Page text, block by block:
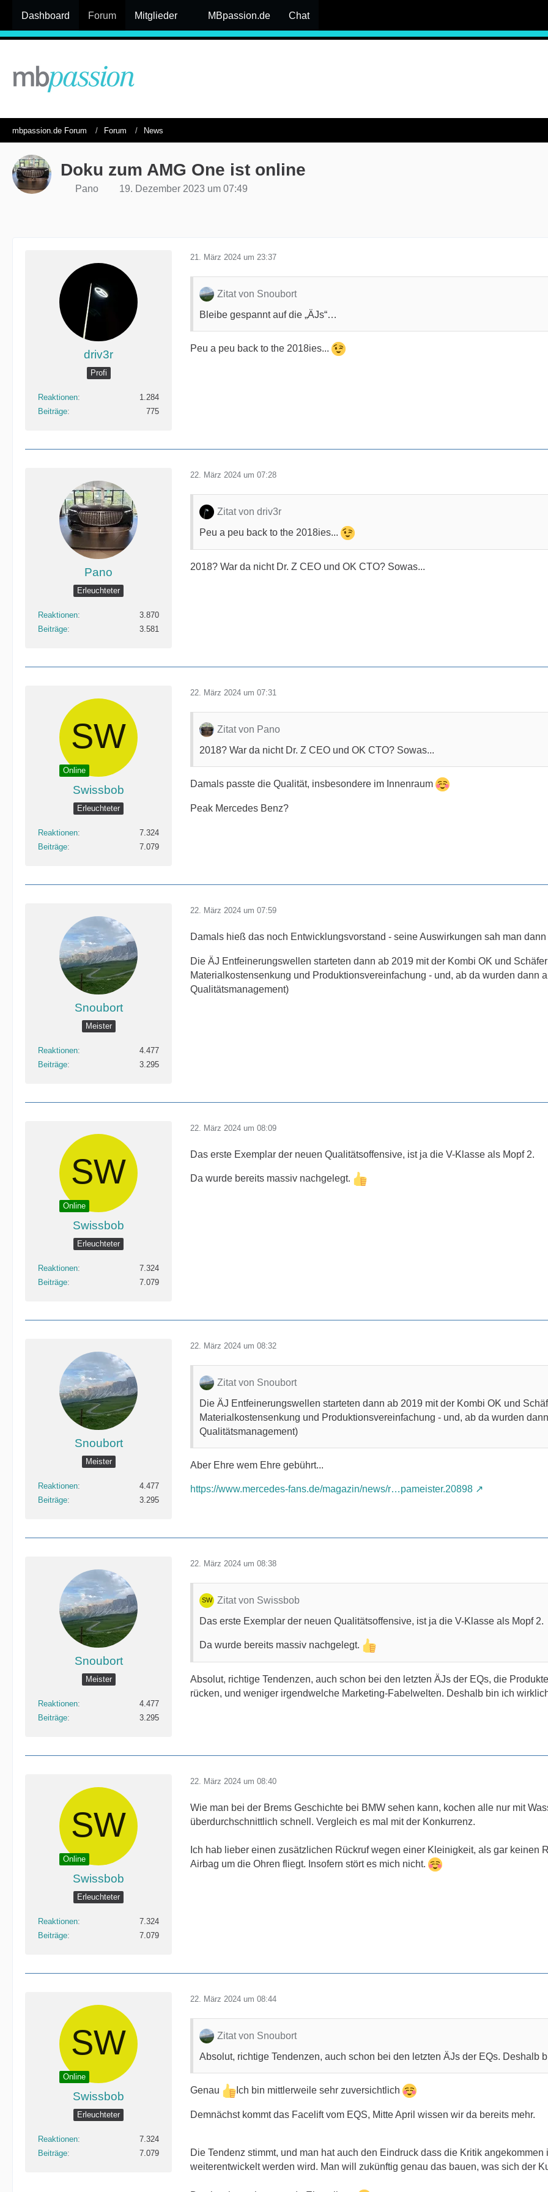
Dashboard Forum Mitglieder MBpassion.de Chat
mbpassion.de Forum Forum News
Doku zum AMG One ist online
Pano 19. Dezember 2023 um 07:49
driv3r
Profi
Reaktionen
1.284
Beiträge
775
21. März 2024 um 23:37
Zitat von Snoubort
Bleibe gespannt auf die „ÄJs“…
Peu a peu back to the 2018ies...
Pano
Erleuchteter
Reaktionen
3.870
Beiträge
3.581
22. März 2024 um 07:28
Zitat von driv3r
Peu a peu back to the 2018ies...
2018? War da nicht Dr. Z CEO und OK CTO? Sowas...
Online
Swissbob
Erleuchteter
Reaktionen
7.324
Beiträge
7.079
22. März 2024 um 07:31
Zitat von Pano
2018? War da nicht Dr. Z CEO und OK CTO? Sowas...
Damals passte die Qualität, insbesondere im Innenraum
Peak Mercedes Benz?
Snoubort
Meister
Reaktionen
4.477
Beiträge
3.295
22. März 2024 um 07:59
Damals hieß das noch Entwicklungsvorstand - seine Auswirkungen sah man
Die ÄJ Entfeinerungswellen starteten dann ab 2019 mit der Kombi OK und
Materialkostensenkung und Produktionsvereinfachung - und, ab da wurden dann
Qualitätsmanagement)
Online
Swissbob
Erleuchteter
Reaktionen
7.324
Beiträge
7.079
22. März 2024 um 08:09
Das erste Exemplar der neuen Qualitätsoffensive, ist ja die V-Klasse als Mopf 2.
Da wurde bereits massiv nachgelegt.
Snoubort
Meister
Reaktionen
4.477
Beiträge
3.295
22. März 2024 um 08:32
Zitat von Snoubort
Die ÄJ Entfeinerungswellen starteten dann ab 2019 mit der Kombi OK und
Materialkostensenkung und Produktionsvereinfachung - und, ab da wurden
Qualitätsmanagement)
Aber Ehre wem Ehre gebührt...
https://www.mercedes-fans.de/magazin/news/r…pameister.20898
Snoubort
Meister
Reaktionen
4.477
Beiträge
3.295
22. März 2024 um 08:38
Zitat von Swissbob
Das erste Exemplar der neuen Qualitätsoffensive, ist ja die V-Klasse als Mopf 2.
Da wurde bereits massiv nachgelegt.
Absolut, richtige Tendenzen, auch schon bei den letzten ÄJs der EQs, die
rücken, und weniger irgendwelche Marketing-Fabelwelten. Deshalb bin ich
Online
Swissbob
Erleuchteter
Reaktionen
7.324
Beiträge
7.079
22. März 2024 um 08:40
Wie man bei der Brems Geschichte bei BMW sehen kann, kochen alle nur mit
überdurchschnittlich schnell. Vergleich es mal mit der Konkurrenz.
Ich hab lieber einen zusätzlichen Rückruf wegen einer Kleinigkeit, als gar keinen
Airbag um die Ohren fliegt. Insofern stört es mich nicht.
Online
Swissbob
Erleuchteter
Reaktionen
7.324
Beiträge
7.079
22. März 2024 um 08:44
Zitat von Snoubort
Absolut, richtige Tendenzen, auch schon bei den letzten ÄJs der EQs. Deshalb
Genau Ich bin mittlerweile sehr zuversichtlich
Demnächst kommt das Facelift vom EQS, Mitte April wissen wir da bereits mehr.
Die Tendenz stimmt, und man hat auch den Eindruck dass die Kritik
weiterentwickelt werden wird. Man will zukünftig genau das bauen, was sich der